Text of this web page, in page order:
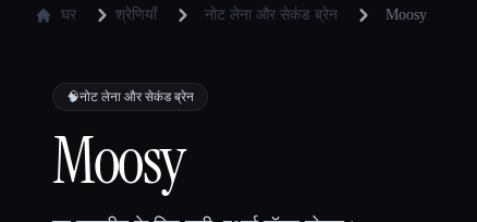
घर श्रेणियाँ नोट लेना और सेकंड ब्रेन Moosy
🧠नोट लेना और सेकंड ब्रेन
Moosy